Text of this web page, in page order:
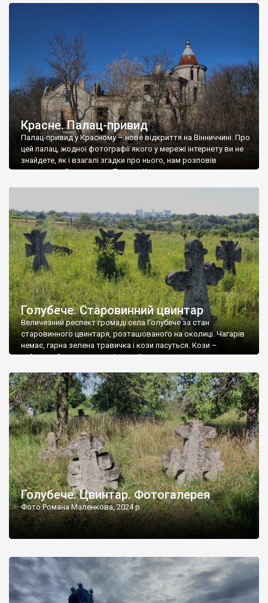
Красне. Палац-привид
Палац-привид у Красному – нове відкриття на Вінниччині. Про
цей палац, жодної фотографії якого у мережі інтернету ви не
знайдете, як і взагалі згадки про нього, нам розповів
мешканець Самгородка. Палац у Красному вразив не лише
Голубече. Старовинний цвинтар
Величезний респект громаді села Голубече за стан
старовинного цвинтаря, розташованого на околиці. Чагарів
немає, гарна зелена травичка і кози пасуться. Кози –
найкращий регулятор шкідливої, для старих кладовищ,
бруньками, кози ті бруньки обгризають, бо то улюблений
делікатес. На цвинтарі у Голубечому ціла колекція
різноманітних форм хрестів. Село відносно невелике, […]
Голубече. Цвинтар. Фотогалерея
Фото Романа Маленкова, 2024 р.